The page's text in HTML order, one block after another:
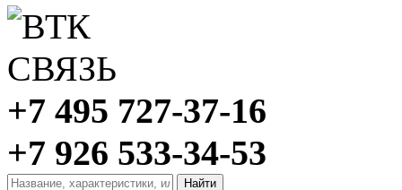
+7 495 727-37-16
+7 926 533-34-53